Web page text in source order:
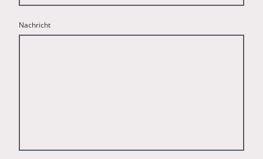
Nachricht